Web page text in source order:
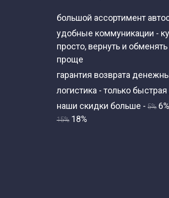
большой ассортимент
удобные коммуникации -
просто, вернуть и
проще
гарантия возврата
логистика - только
наши скидки больше - 5% 6%
15% 18%